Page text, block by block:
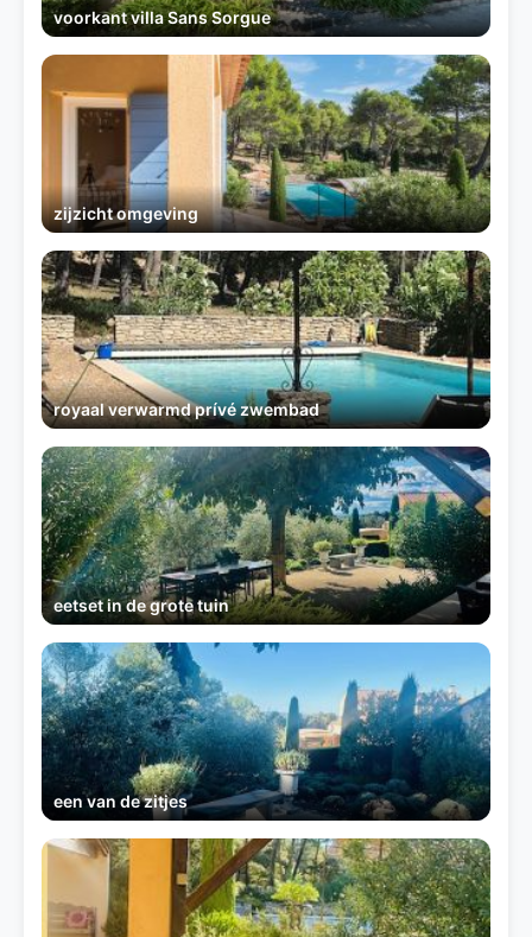
voorkant villa Sans Sorgue
zijzicht omgeving
royaal verwarmd prívé zwembad
eetset in de grote tuin
een van de zitjes